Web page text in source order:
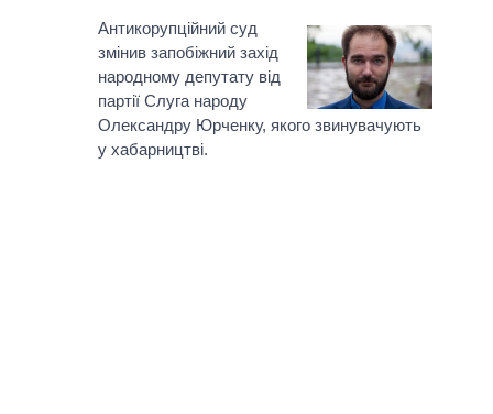
ДАЙДЖЕСТИ
ВЕРХОВНА РАДА
КАБІНЕТ МІНІСТРІВ
ГОЛОВИ ОБЛАДМІНІСТРАЦІЙ
МЕРИ МІСТ
ВІДЕО
ПІДТРИМАТИ
ПОРІВНЯННЯ ПОЛІТИКІВ
Антикорупційний суд
змінив запобіжний захід
народному депутату від
партії Слуга народу
Олександру Юрченку, якого звинувачують
у хабарництві.